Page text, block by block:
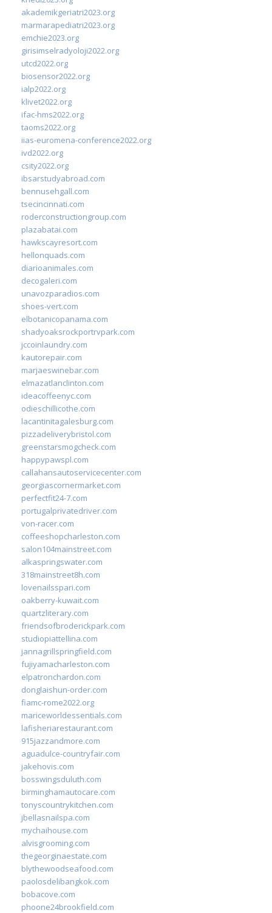
akademikgeriatri2023.org
marmarapediatri2023.org
emchie2023.org
girisimselradyoloji2022.org
utcd2022.org
biosensor2022.org
ialp2022.org
klivet2022.org
ifac-hms2022.org
taoms2022.org
iias-euromena-conference2022.org
ivd2022.org
csity2022.org
ibsarstudyabroad.com
bennusehgall.com
tsecincinnati.com
roderconstructiongroup.com
plazabatai.com
hawkscayresort.com
hellonquads.com
diarioanimales.com
decogaleri.com
unavozparadios.com
shoes-vert.com
elbotanicopanama.com
shadyoaksrockportrvpark.com
jccoinlaundry.com
kautorepair.com
marjaeswinebar.com
elmazatlanclinton.com
ideacoffeenyc.com
odieschillicothe.com
lacantinitagalesburg.com
pizzadeliverybristol.com
greenstarsmogcheck.com
happypawspl.com
callahansautoservicecenter.com
georgiascornermarket.com
perfectfit24-7.com
portugalprivatedriver.com
von-racer.com
coffeeshopcharleston.com
salon104mainstreet.com
alkaspringswater.com
318mainstreet8h.com
lovenailsspari.com
oakberry-kuwait.com
quartzliterary.com
friendsofbroderickpark.com
studiopiattellina.com
jannagrillspringfield.com
fujiyamacharleston.com
elpatronchardon.com
donglaishun-order.com
fiamc-rome2022.org
mariceworldessentials.com
lafisheriarestaurant.com
915jazzandmore.com
aguadulce-countryfair.com
jakehovis.com
bosswingsduluth.com
birminghamautocare.com
tonyscountrykitchen.com
jbellasnailspa.com
mychaihouse.com
alvisgrooming.com
thegeorginaestate.com
blythewoodseafood.com
paolosdelibangkok.com
bobacove.com
phoone24brookfield.com